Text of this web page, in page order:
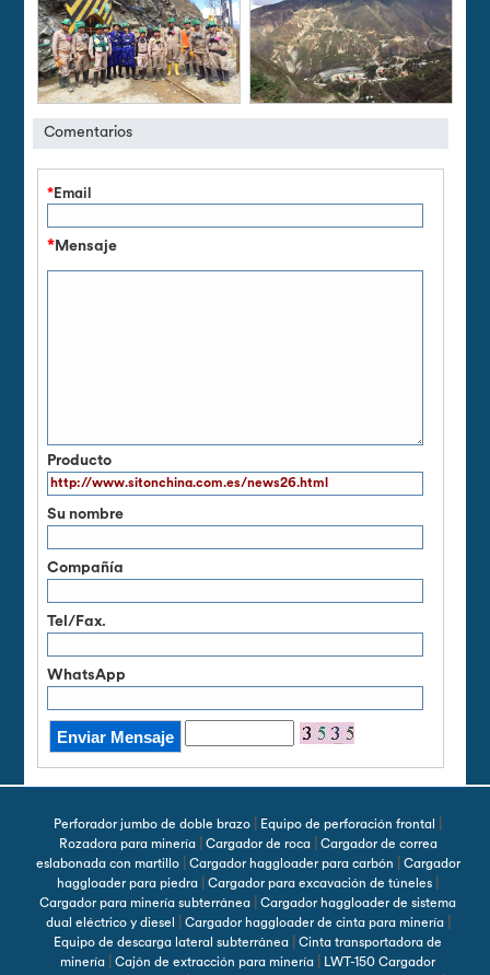
Comentarios
*Email
*Mensaje
Producto
Su nombre
Compañía
Tel/Fax.
WhatsApp
Perforador jumbo de doble brazo Equipo de perforación frontal
Rozadora para minería| Cargador de roca|
Cargador de correa
eslabonada con martillo| Cargador haggloader para carbón
Cargador
haggloader para piedra
Cargador para excavación de túneles
Cargador para minería subterránea
Cargador haggloader de sistema
dual eléctrico y diesel
Cargador haggloader de cinta para minería|
Equipo de descarga lateral subterránea
Cinta transportadora de
minería
Cajón de extracción para minería LWT-150 Cargador